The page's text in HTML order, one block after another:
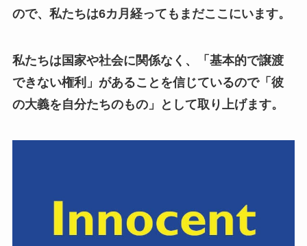
ので、私たちは6カ月経ってもまだここにいます。
私たちは国家や社会に関係なく、「基本的で譲渡
できない権利」があることを信じているので「彼
の大義を自分たちのもの」として取り上げます。